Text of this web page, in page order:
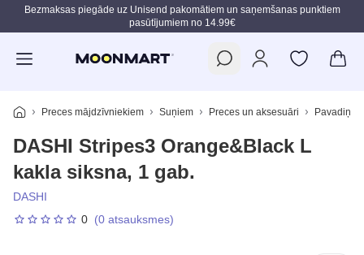
Pāriet uz galveno saturu
Bezmaksas piegāde uz Unisend pakomātiem un saņemšanas punktiem
pasūtījumiem no 14.99€
Preces mājdzīvniekiem Suņiem Preces un aksesuāri
DASHI Stripes3 Orange&Black L
kakla siksna, 1 gab.
DASHI
0 (0 atsauksmes)